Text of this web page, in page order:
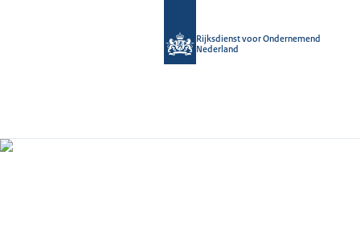
Rijksdienst voor Ondernemend
Nederland